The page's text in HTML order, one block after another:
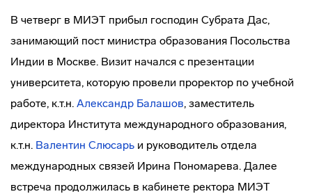
В четверг в МИЭТ прибыл господин Субрата Дас,
занимающий пост министра образования Посольства
Индии в Москве. Визит начался с презентации
университета, которую провели проректор по учебной
работе, к.т.н. Александр Балашов, заместитель
директора Института международного образования,
к.т.н. Валентин Слюсарь и руководитель отдела
международных связей Ирина Пономарева. Далее
встреча продолжилась в кабинете ректора МИЭТ